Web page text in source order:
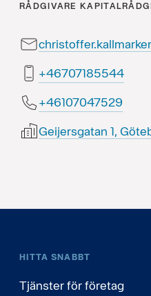
RÅDGIVARE
44558170764+
92574070164+
Geijersgatan 1,
HITTA SNABBT
Tjänster för företag